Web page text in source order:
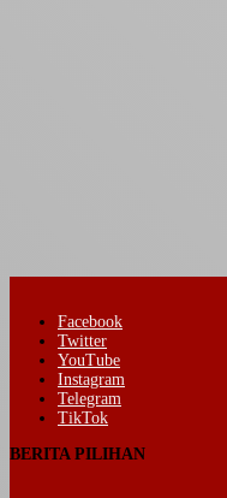
Facebook
Twitter
YouTube
Instagram
Telegram
TikTok
BERITA PILIHAN